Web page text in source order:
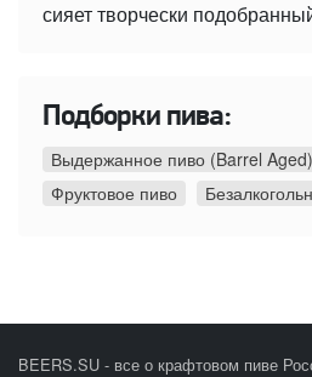
сияет творчески
Подборки пива:
Выдержанное пиво (Barrel Aged)
Фруктовое пиво
BEERS.SU - все о крафтовом пиве